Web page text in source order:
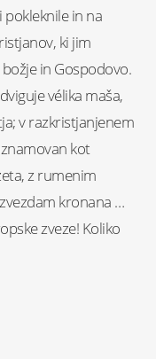
pokleknile in na
ki jim
in Gospodovo.
vélika maša,
v razkristjanjenem
kot
z rumenim
kronana …
zveze! Koliko